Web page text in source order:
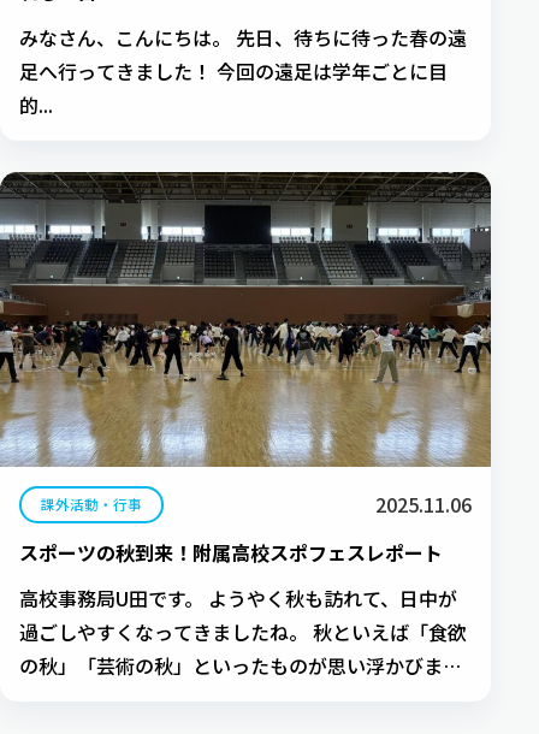
みなさん、こんにちは。 先日、待ちに待った春の遠
足へ行ってきました！ 今回の遠足は学年ごとに目
的...
課外活動・行事
2025.11.06
スポーツの秋到来！附属高校スポフェスレポート
高校事務局U田です。 ようやく秋も訪れて、日中が
過ごしやすくなってきましたね。 秋といえば「食欲
の秋」「芸術の秋」といったものが思い浮かびます